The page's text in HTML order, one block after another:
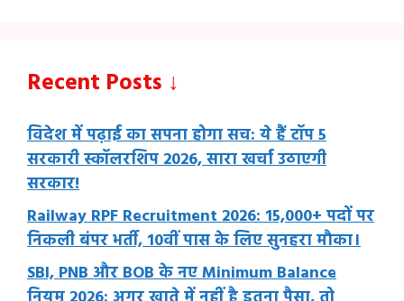
Recent Posts ↓
विदेश में पढ़ाई का सपना होगा सच: ये हैं टॉप 5
सरकारी स्कॉलरशिप 2026, सारा खर्चा उठाएगी
सरकार!
Railway RPF Recruitment 2026: 15,000+ पदों पर
निकली बंपर भर्ती, 10वीं पास के लिए सुनहरा मौका।
SBI, PNB और BOB के नए Minimum Balance